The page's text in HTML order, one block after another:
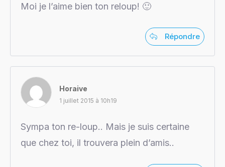
Moi je l’aime bien ton reloup! 🙂
Répondre
Horaive
1 juillet 2015 à 10h19
Sympa ton re-loup.. Mais je suis certaine
que chez toi, il trouvera plein d’amis..